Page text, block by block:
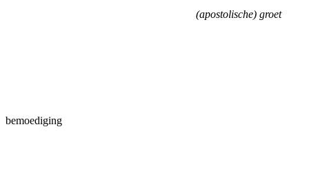
(apostolische) groet
bemoediging